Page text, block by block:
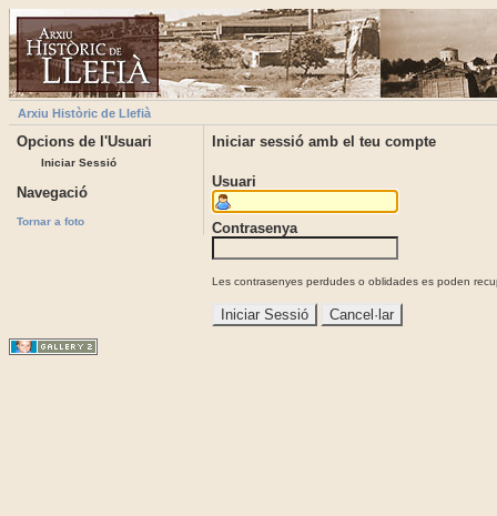
Arxiu Històric de Llefià
Opcions de l'Usuari
Iniciar Sessió
Navegació
Tornar a foto
Iniciar sessió amb el teu compte
Usuari
Contrasenya
Les contrasenyes perdudes o oblidades es poden